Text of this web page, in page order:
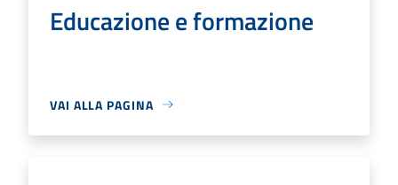
Educazione e formazione
VAI ALLA PAGINA